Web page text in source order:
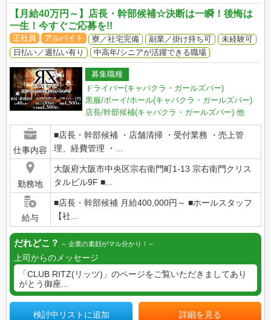
【月給40万円～】店長・幹部候補☆決断は一瞬！後悔は
一生！今すぐご応募を!!
正社員 アルバイト 寮／社宅完備 副業／掛け持ち可
未経験可
日払い／週払い有り
中高年/シニアが活躍できる職場
募集職種
ドライバー(キャバクラ・ガールズバー)
黒服/ボーイ/ホール(キャバクラ・ガールズバー)
店長/幹部候補(キャバクラ・ガールズバー) 他
仕事内容
■店長・幹部候補 ・店舗清掃 ・受付業務 ・売上管
理、経費管理 ・...
勤務地
大阪府大阪市中央区宗右衛門町1-13 宗右衛門クリス
タルビル9F ■...
給与
■店長・幹部候補 月給400,000円～ ■ホールスタッフ
【社...
だれどこ？ 企業の素顔がマル分かり！
上司からのメッセージ
「CLUB RITZ(リッツ)」のページをご覧いただきましてあり
がとう御座...
検討中リストに追加 詳細を見る